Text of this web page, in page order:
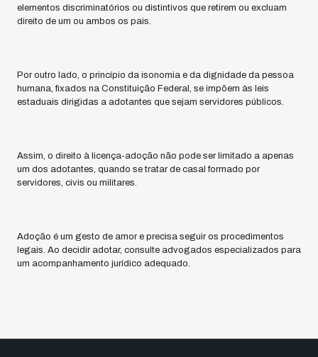
elementos discriminatórios ou distintivos que retirem ou excluam
direito de um ou ambos os pais.
Por outro lado, o princípio da isonomia e da dignidade da pessoa
humana, fixados na Constituição Federal, se impõem às leis
estaduais dirigidas a adotantes que sejam servidores públicos.
Assim, o direito à licença-adoção não pode ser limitado a apenas
um dos adotantes, quando se tratar de casal formado por
servidores, civis ou militares.
Adoção é um gesto de amor e precisa seguir os procedimentos
legais. Ao decidir adotar, consulte advogados especializados para
um acompanhamento jurídico adequado.